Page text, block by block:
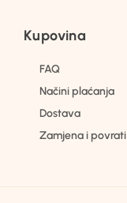
Kupovina
FAQ
Načini plaćanja
Dostava
Zamjena i povrati